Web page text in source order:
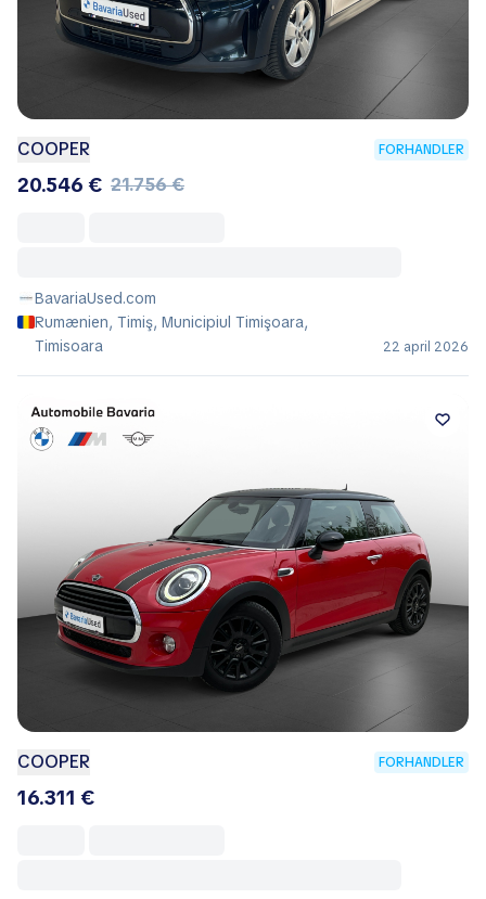
COOPER FORHANDLER
20.546 € 21.756 €
BavariaUsed.com
Rumænien, Timiş, Municipiul Timişoara,
Timisoara
22 april 2026
COOPER FORHANDLER
16.311 €